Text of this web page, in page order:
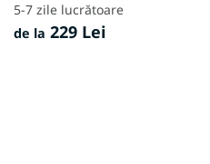
5-7 zile lucrătoare
de la 229 Lei